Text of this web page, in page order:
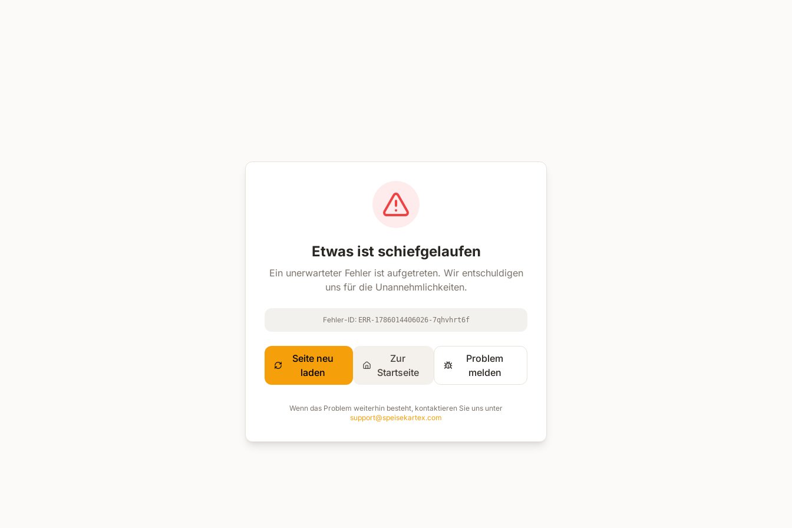
Etwas ist schiefgelaufen
Ein unerwarteter Fehler ist aufgetreten. Wir entschuldigen
uns für die Unannehmlichkeiten.
Fehler-ID: ERR-1786014406026-7qhvhrt6f
Seite neu
laden
Zur
Startseite
Problem
melden
Wenn das Problem weiterhin besteht, kontaktieren Sie uns unter
support@speisekartex.com